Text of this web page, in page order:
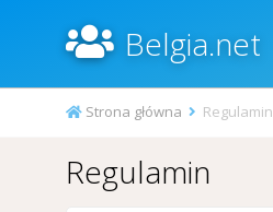
Belgia.net
Strona główna Regulamin
Regulamin